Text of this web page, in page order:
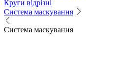
Круги відрізні
Система маскування
Система маскування